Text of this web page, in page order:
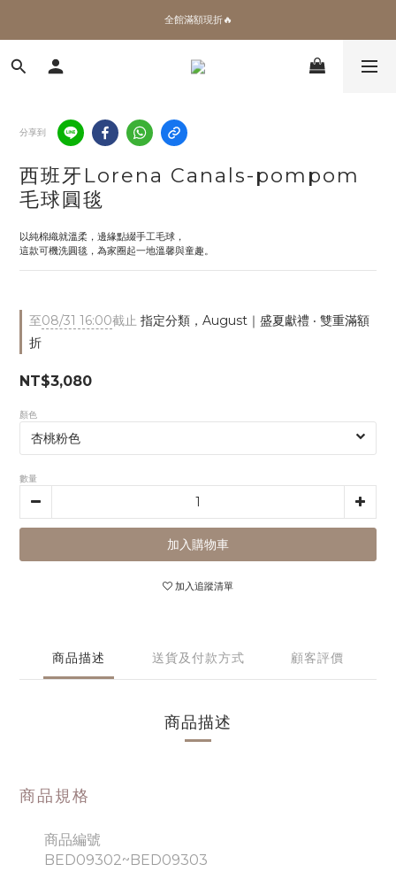
✨加入會員 即領100購物金🎫
全館滿額現折🔥
加拿大Umbra．買千送百🎫
分享到
西班牙Lorena Canals-pompom
毛球圓毯
以純棉織就溫柔，邊緣點綴手工毛球，
這款可機洗圓毯，為家圈起一地溫馨與童趣。
至08/31 16:00截止 指定分類，August｜盛夏獻禮 ‧ 雙重滿額
折
NT$3,080
顏色
數量
加入購物車
加入追蹤清單
商品描述 送貨及付款方式 顧客評價
商品描述
商品規格
商品編號
BED09302~BED09303